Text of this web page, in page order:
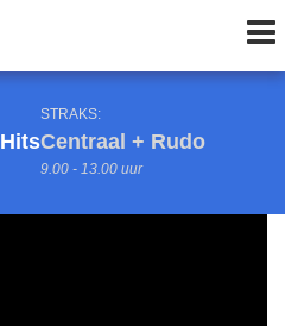
STRAKS:
Centraal + Rudo
9.00 - 13.00 uur